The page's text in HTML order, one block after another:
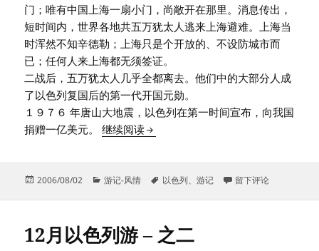
门；唯有中国上海一扇小门，尚敞开在那里。消息传出，
短时间内，世界各地共五万犹太人逃来上海避难。上海当
时浑然不知辛德勒；上海只是个开放的、不设防城市而
已；任何人来上海都无须签证。
二战后，五万犹太人几乎全都离去。他们中的大部分人成
了以色列复国后的第一代开国元勋。
１９７６ 年唐山大地震，以色列在第一时间宣布，向我国
捐赠一亿美元。继续阅读12月以色列游 – 之三
发
2006/08/02
分
游记-风情
标
以色列、游记 于12月以色列游 – 之
留下评论
12月以色列游 – 之二